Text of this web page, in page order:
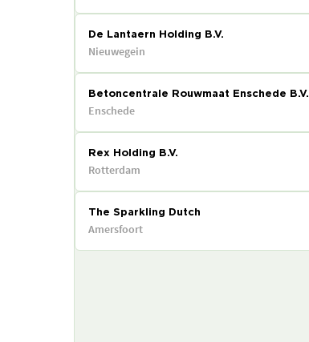
De Lantaern Holding B.V.
Nieuwegein
Betoncentrale Rouwmaat Enschede B.V.
Enschede
Rex Holding B.V.
Rotterdam
The Sparkling Dutch
Amersfoort